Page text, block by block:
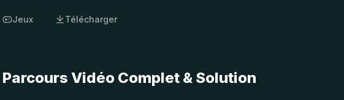
Jeux Télécharger
Vidéo Complet & Solution